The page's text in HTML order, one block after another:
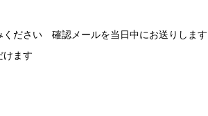
ください 確認メールを当日中にお送りします
けます